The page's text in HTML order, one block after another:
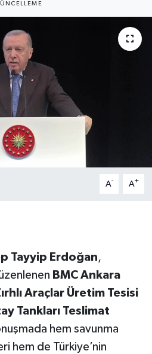
A- A+
Tayyip Erdoğan,
BMC Ankara
Araçlar Üretim Tesisi
Tankları Teslimat
hem savunma
hem de Türkiye’nin